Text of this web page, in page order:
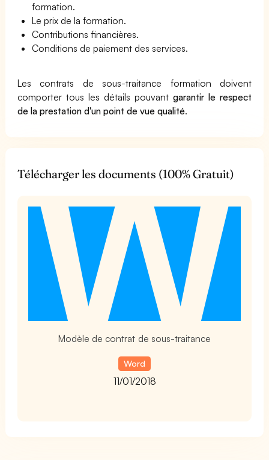
formation.
Le prix de la formation.
Contributions financières.
Conditions de paiement des services.
Les contrats de sous-traitance formation doivent
comporter tous les détails pouvant garantir le respect
de la prestation d'un point de vue qualité.
Télécharger les documents (100% Gratuit)
Modèle de contrat de sous-traitance
Word
11/01/2018